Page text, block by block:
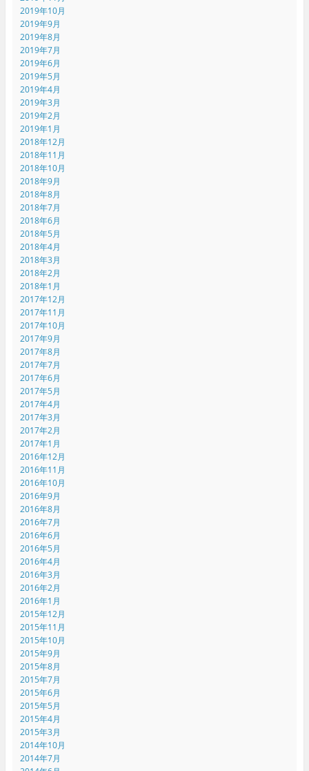
2019年10月
2019年9月
2019年8月
2019年7月
2019年6月
2019年5月
2019年4月
2019年3月
2019年2月
2019年1月
2018年12月
2018年11月
2018年10月
2018年9月
2018年8月
2018年7月
2018年6月
2018年5月
2018年4月
2018年3月
2018年2月
2018年1月
2017年12月
2017年11月
2017年10月
2017年9月
2017年8月
2017年7月
2017年6月
2017年5月
2017年4月
2017年3月
2017年2月
2017年1月
2016年12月
2016年11月
2016年10月
2016年9月
2016年8月
2016年7月
2016年6月
2016年5月
2016年4月
2016年3月
2016年2月
2016年1月
2015年12月
2015年11月
2015年10月
2015年9月
2015年8月
2015年7月
2015年6月
2015年5月
2015年4月
2015年3月
2014年10月
2014年7月